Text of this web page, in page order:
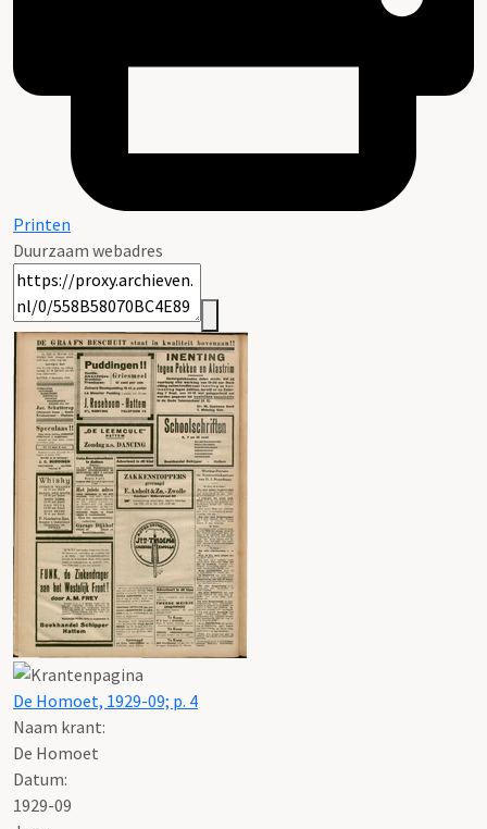
Printen
Duurzaam webadres
De Homoet, 1929-09; p. 4
Naam krant:
De Homoet
Datum:
1929-09